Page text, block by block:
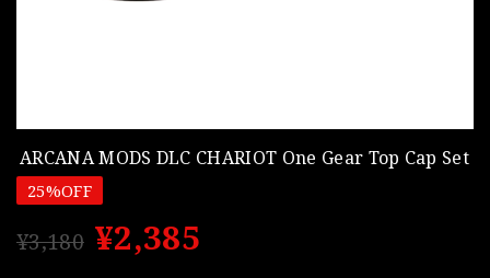
ARCANA MODS DLC CHARIOT One Gear Top Cap Set
25%OFF
¥3,180 ¥2,385